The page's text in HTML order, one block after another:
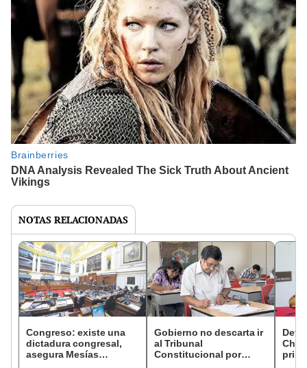
NOTAS RELACIONADAS
Congreso: existe una
dictadura congresal,
asegura Mesías
Gobierno no descarta ir
al Tribunal
Constitucional por